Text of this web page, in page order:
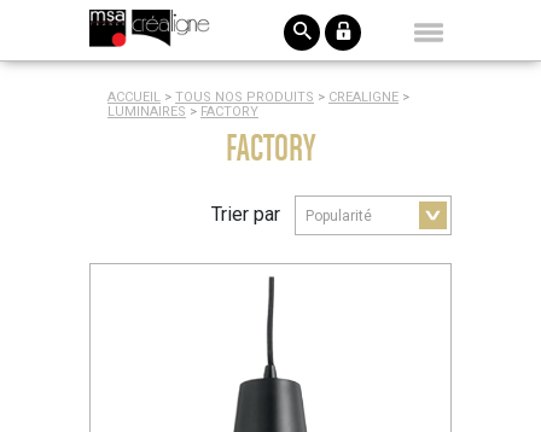
ACCUEIL > TOUS NOS PRODUITS > CREALIGNE >
LUMINAIRES > FACTORY
FACTORY
Trier par